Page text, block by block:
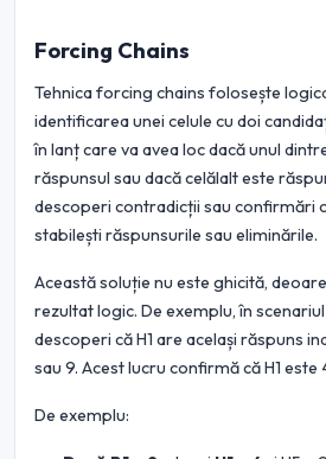
Forcing Chains
Tehnica forcing chains folosește
identificarea unei celule cu doi
în lanț care va avea loc dacă unul
răspunsul sau dacă celălalt este
descoperi contradicții sau confirmări
stabilești răspunsurile sau eliminările.
Această soluție nu este ghicită,
rezultat logic. De exemplu, în
descoperi că H1 are același răspuns
sau 9. Acest lucru confirmă că H1 este
De exemplu: